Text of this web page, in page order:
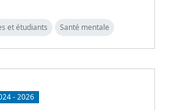
et étudiants Santé mentale
-2026